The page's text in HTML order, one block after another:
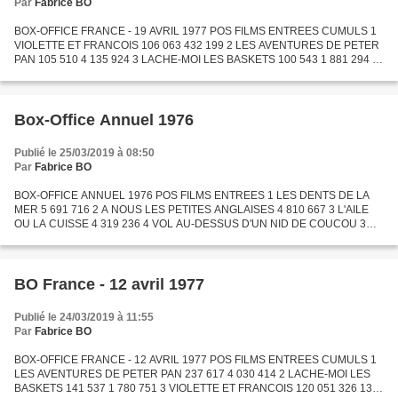
Par Fabrice BO
BOX-OFFICE FRANCE - 19 AVRIL 1977 POS FILMS ENTREES CUMULS 1
VIOLETTE ET FRANCOIS 106 063 432 199 2 LES AVENTURES DE PETER
PAN 105 510 4 135 924 3 LACHE-MOI LES BASKETS 100 543 1 881 294 4
Box-Office Annuel 1976
Publié le 25/03/2019 à 08:50
Par Fabrice BO
BOX-OFFICE ANNUEL 1976 POS FILMS ENTREES 1 LES DENTS DE LA
MER 5 691 716 2 A NOUS LES PETITES ANGLAISES 4 810 667 3 L'AILE
OU LA CUISSE 4 319 236 4 VOL AU-DESSUS D'UN NID DE COUCOU 3
RETROUVE LA 7EME...
BO France - 12 avril 1977
Publié le 24/03/2019 à 11:55
Par Fabrice BO
BOX-OFFICE FRANCE - 12 AVRIL 1977 POS FILMS ENTREES CUMULS 1
LES AVENTURES DE PETER PAN 237 617 4 030 414 2 LACHE-MOI LES
BASKETS 141 537 1 780 751 3 VIOLETTE ET FRANCOIS 120 051 326 136